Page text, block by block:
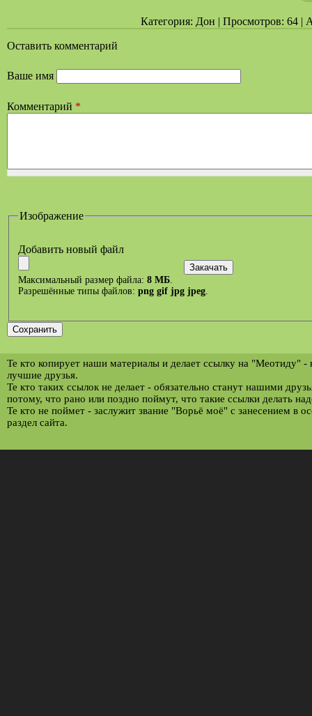
Категория: Дон | Просмотров: 64 |
Оставить комментарий
Ваше имя
Комментарий *
Изображение
Добавить новый файл
Максимальный размер файла: 8 МБ
Разрешённые типы файлов: png gif jpg jpeg
Те кто копирует наши материалы и делает ссылку на "Меотиду" -
лучшие друзья.
Те кто таких ссылок не делает - обязательно станут нашими
потому, что рано или поздно поймут, что такие ссылки делать
Те кто не поймет - заслужит звание "Ворьё моё" с занесением в
раздел сайта.